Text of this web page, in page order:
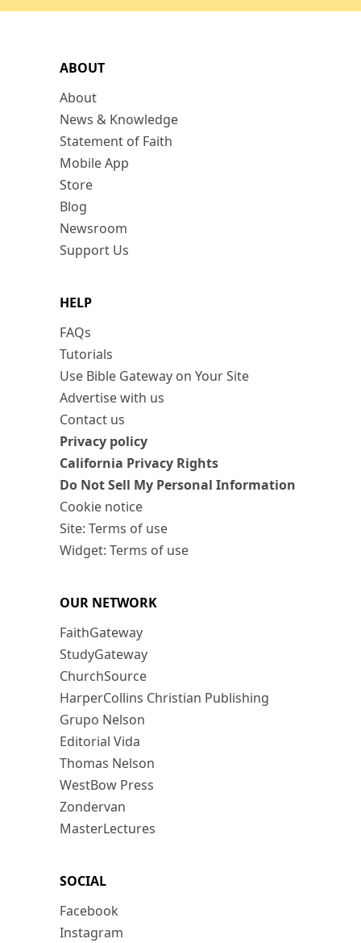
ABOUT
About
News & Knowledge
Statement of Faith
Mobile App
Store
Blog
Newsroom
Support Us
HELP
FAQs
Tutorials
Use Bible Gateway on Your Site
Advertise with us
Contact us
Privacy policy
California Privacy Rights
Do Not Sell My Personal Information
Cookie notice
Site: Terms of use
Widget: Terms of use
OUR NETWORK
FaithGateway
StudyGateway
ChurchSource
HarperCollins Christian Publishing
Grupo Nelson
Editorial Vida
Thomas Nelson
WestBow Press
Zondervan
MasterLectures
SOCIAL
Facebook
Instagram